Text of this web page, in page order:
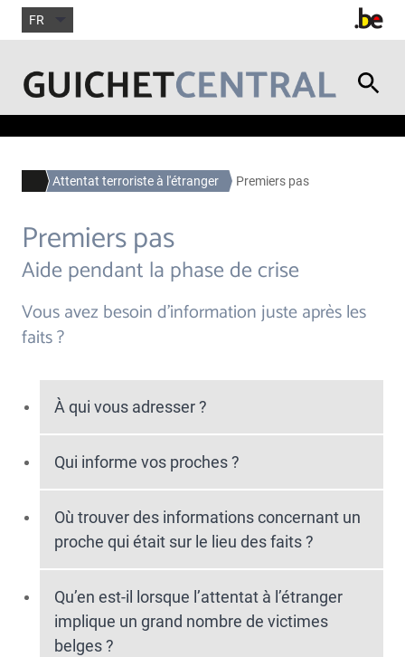
FR
Attentat terroriste à l'étranger Premiers pas
Premiers pas
Aide pendant la phase de crise
Vous avez besoin d’information juste après les
faits ?
À qui vous adresser ?
Qui informe vos proches ?
Où trouver des informations concernant un
proche qui était sur le lieu des faits ?
Qu’en est-il lorsque l’attentat à l’étranger
implique un grand nombre de victimes
belges ?